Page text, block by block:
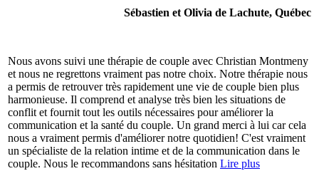
Sébastien et Olivia de Lachute, Québec
Nous avons suivi une thérapie de couple avec Christian Montmeny
et nous ne regrettons vraiment pas notre choix. Notre thérapie nous
a permis de retrouver très rapidement une vie de couple bien plus
harmonieuse. Il comprend et analyse très bien les situations de
conflit et fournit tout les outils nécessaires pour améliorer la
communication et la santé du couple. Un grand merci à lui car cela
nous a vraiment permis d'améliorer notre quotidien! C'est vraiment
un spécialiste de la relation intime et de la communication dans le
couple. Nous le recommandons sans hésitation Lire plus